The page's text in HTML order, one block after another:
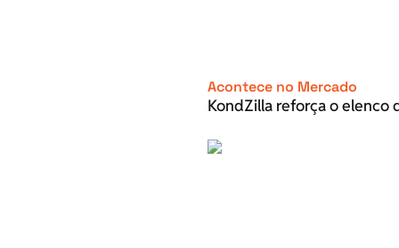
Acontece no Mercado
KondZilla reforça o elenco